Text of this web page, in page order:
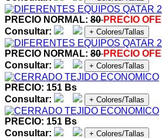
PRECIO NORMAL: 80PRECIO
Consultar:
+ Colores/Tallas
PRECIO NORMAL: 80PRECIO
Consultar:
+ Colores/Tallas
PRECIO: 151 Bs
Consultar:
+ Colores/Tallas
PRECIO: 151 Bs
Consultar:
+ Colores/Tallas